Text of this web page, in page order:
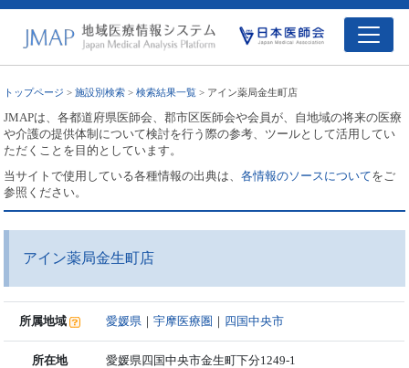
トップページ >施設別検索 >検索結果一覧 > アイン薬局金生町店
JMAPは、各都道府県医師会、郡市区医師会や会員が、自地域の将来の医療
や介護の提供体制について検討を行う際の参考、ツールとして活用してい
ただくことを目的としています。
当サイトで使用している各種情報の出典は、各情報のソースについてをご
参照ください。
アイン薬局金生町店
所属地域 愛媛県 ｜宇摩医療圏 ｜ 四国中央市
所在地 愛媛県四国中央市金生町下分1249-1